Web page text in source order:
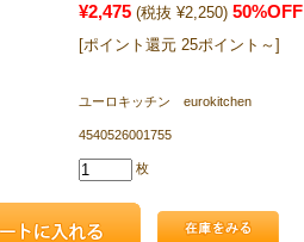
¥2,475 (税抜 ¥2,250) 50%OFF
[ポイント還元 25ポイント～]
ユーロキッチン eurokitchen
4540526001755
枚